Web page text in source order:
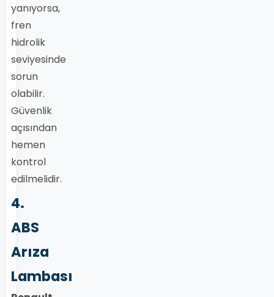
yanıyorsa,
fren
hidrolik
seviyesinde
sorun
olabilir.
Güvenlik
açısından
hemen
kontrol
edilmelidir.
4.
ABS
Arıza
Lambası